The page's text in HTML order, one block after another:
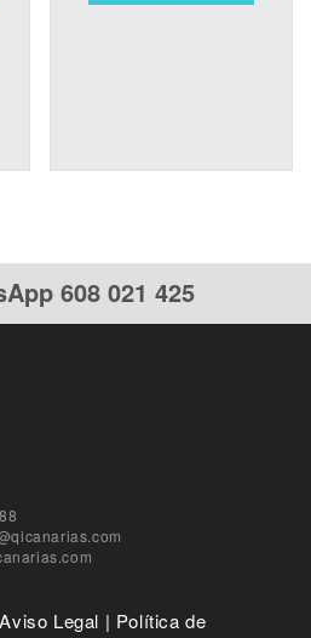
608 021 425
Aviso Legal | Política de